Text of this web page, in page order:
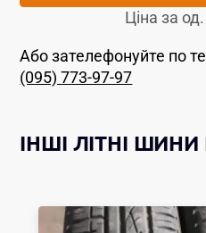
Ціна за од.
Або зателефонуйте по
(095) 773-97-97
ІНШІ ЛІТНІ ШИНИ